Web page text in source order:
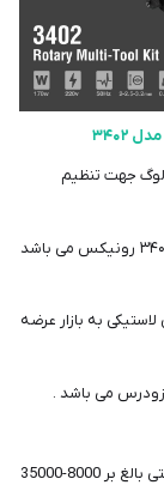
جهت تنظیم
کاربری متفاوت می باشد . ۱۲۵ عدد متعلقات کاربردی فرز ۳۴۰۲ رونیکس می باشد
به بازار عرضه
زودرس می باشد .
- مجهز به موتوری با توان 170 وات و راندمان بالا که سرعتی بالغ بر 8000-35000